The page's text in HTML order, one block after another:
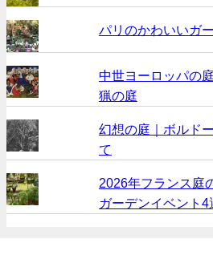
パリのかわいいガ
中世ヨーロッパの
猟の庭
幻想の庭｜ボルド
て
2026年フランス庭
ガーデンイベント4